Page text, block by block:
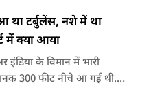
था टर्बुलेंस, नशे में था
में क्या आया
के विमान में भारी
300 फीट नीचे आ गई थी.